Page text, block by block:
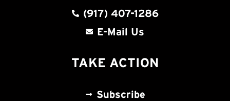
(917) 407-1286
E-Mail Us
TAKE ACTION
Subscribe